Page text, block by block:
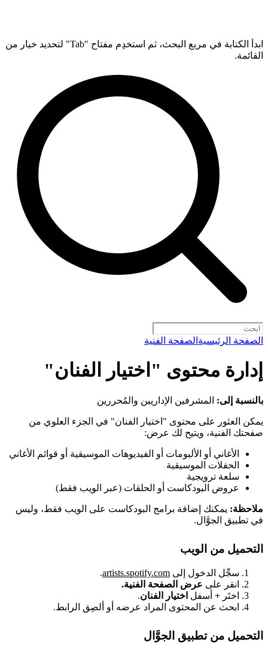
ابدأ الكتابة في مربع البحث، ثم استخدِم مفتاح "Tab" لتحديد خيار من
القائمة.
الصفحة الرئيسية الصفحة الفنية
إدارة محتوى "اختيار الفنان"
بالنسبة إلى: المشرفين الإداريين والمُحررين
يمكن العثور على محتوى "اختيار الفنان" في الجزء العلوي من
صفحتك الفنية، ويتيح لك عرض:
الأغاني أو الألبومات أو الفيديوهات الموسيقية أو قوائم الأغاني
الحفلات الموسيقية
سلعة ترويجية
عروض البودكاست أو الحلقات (عبر الويب فقط)
ملاحظة: يمكنك إضافة برامج البودكاست على الويب فقط، وليس
في تطبيق الجوَّال.
التحميل من الويب
سجِّل الدخول إلى artists.spotify.com
.
انقر على عرض الصفحة الفنية.
اختَر + أسفل اختيار الفنان.
ابحث عن المحتوى المراد عرضه أو ألصِق الرابط.
التحميل من تطبيق الجوَّال